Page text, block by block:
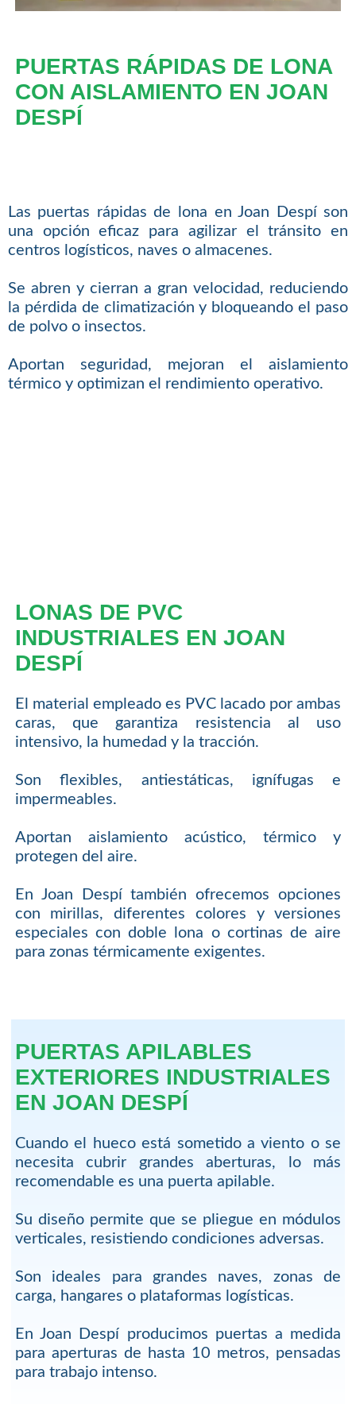
PUERTAS RÁPIDAS DE LONA
CON AISLAMIENTO EN JOAN
DESPÍ
Las puertas rápidas de lona en Joan Despí son
una opción eficaz para agilizar el tránsito en
centros logísticos, naves o almacenes.
Se abren y cierran a gran velocidad, reduciendo
la pérdida de climatización y bloqueando el paso
de polvo o insectos.
Aportan seguridad, mejoran el aislamiento
térmico y optimizan el rendimiento operativo.
LONAS DE PVC
INDUSTRIALES EN JOAN
DESPÍ
El material empleado es PVC lacado por ambas
caras, que garantiza resistencia al uso
intensivo, la humedad y la tracción.
Son flexibles, antiestáticas, ignífugas e
impermeables.
Aportan aislamiento acústico, térmico y
protegen del aire.
En Joan Despí también ofrecemos opciones
con mirillas, diferentes colores y versiones
especiales con doble lona o cortinas de aire
para zonas térmicamente exigentes.
PUERTAS APILABLES
EXTERIORES INDUSTRIALES
EN JOAN DESPÍ
Cuando el hueco está sometido a viento o se
necesita cubrir grandes aberturas, lo más
recomendable es una puerta apilable.
Su diseño permite que se pliegue en módulos
verticales, resistiendo condiciones adversas.
Son ideales para grandes naves, zonas de
carga, hangares o plataformas logísticas.
En Joan Despí producimos puertas a medida
para aperturas de hasta 10 metros, pensadas
para trabajo intenso.